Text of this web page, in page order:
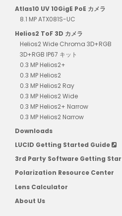
Atlas10 UV 10GigE PoE カメラ
8.1 MP ATX081S-UC
Helios2 ToF 3D カメラ
Helios2 Wide Chroma 3D+RGB
3D+RGB IP67 キット
0.3 MP Helios2+
0.3 MP Helios2
0.3 MP Helios2 Ray
0.3 MP Helios2 Wide
0.3 MP Helios2+ Narrow
0.3 MP Helios2 Narrow
Downloads
LUCID Getting Started Guide
3rd Party Software Getting
Polarization Resource Center
Lens Calculator
About Us